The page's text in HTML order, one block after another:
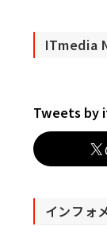
ITmedia
Tweets by
インフォ